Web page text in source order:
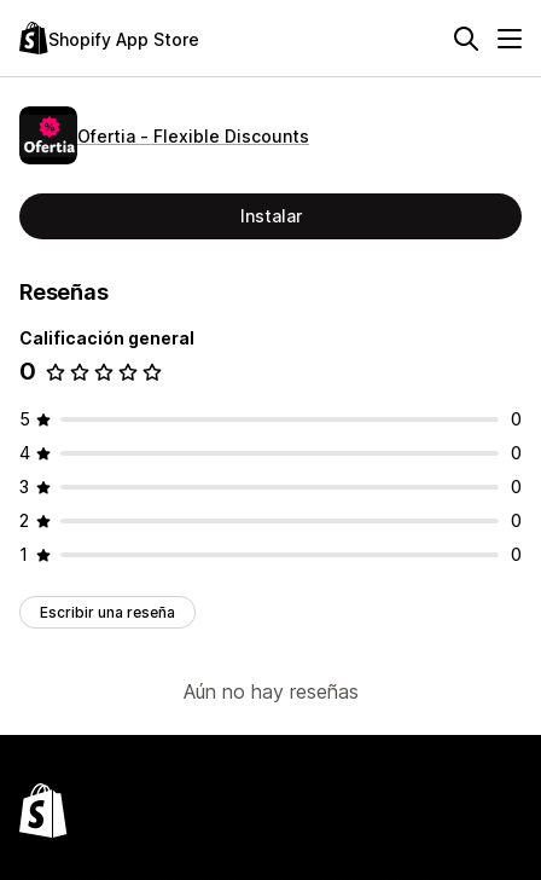
Shopify App Store
Ofertia ‑ Flexible Discounts
Instalar
Reseñas
Calificación general
0
5
0
4
0
3
0
2
0
1
0
Escribir una reseña
Aún no hay reseñas